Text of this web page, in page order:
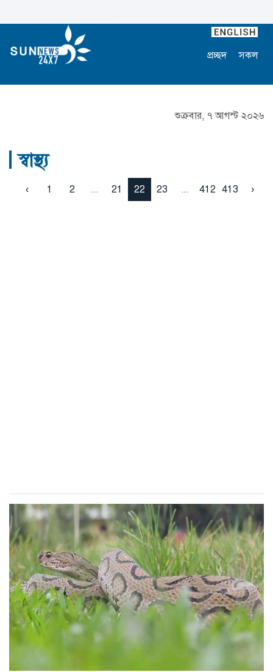
প্রচ্ছদ সকল
শুক্রবার, ৭ আগস্ট ২০২৬
স্বাস্থ্য
‹ 1 2 ... 21 22 23 ... 412 413 ›